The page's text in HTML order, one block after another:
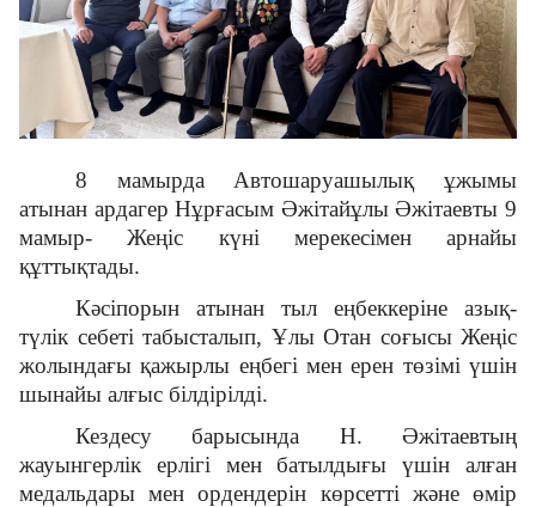
Жаңалықтар
Азаматтарды және қызметкерлерді қабылдау
кестесі
Адалдық алаңы
Бірыңғай сөздік
8 мамырда Автошаруашылық ұжымы
атынан ардагер Нұрғасым Әжітайұлы Әжітаевты 9
мамыр- Жеңіс күні мерекесімен арнайы
құттықтады.
Кәсіпорын атынан тыл еңбеккеріне азық-
түлік себеті табысталып, Ұлы Отан соғысы Жеңіс
жолындағы қажырлы еңбегі мен ерен төзімі үшін
шынайы алғыс білдірілді.
Кездесу барысында Н. Әжітаевтың
жауынгерлік ерлігі мен батылдығы үшін алған
медальдары мен ордендерін көрсетті және өмір